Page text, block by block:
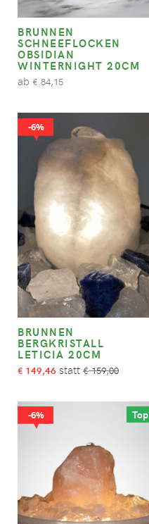
BRUNNEN
SCHNEEFLOCKEN
OBSIDIAN
WINTERNIGHT 20CM
ab € 84,15
6%
BRUNNEN
BERGKRISTALL
LETICIA 20CM
€ 149,46 €159,00
Top
6%